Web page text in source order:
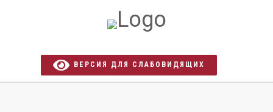
ВЕРСИЯ ДЛЯ СЛАБОВИДЯЩИХ